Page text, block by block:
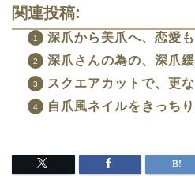
関連投稿:
深爪から美爪へ、恋愛
深爪さんの為の、深爪
スクエアカットで、更
自爪風ネイルをきっち